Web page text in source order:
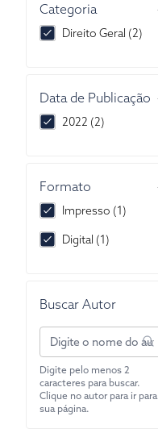
Data de Publicação
2022 (2)
Formato
Impresso (1)
Digital (1)
Categoria
Direito Geral (2)
Buscar Autor
Digite pelo menos 2
caracteres para buscar.
Clique no autor para ir para
sua página.